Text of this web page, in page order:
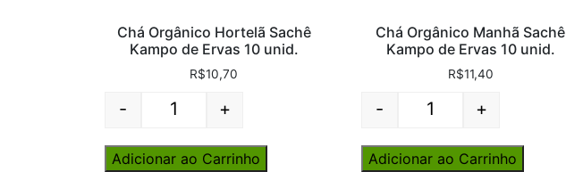
Chá Orgânico Hortelã Sachê
Kampo de Ervas 10 unid.
R$10,70
Quantity
- +
Adicionar ao Carrinho
Chá Orgânico Manhã Sachê
Kampo de Ervas 10 unid.
R$11,40
Quantity
- +
Adicionar ao Carrinho